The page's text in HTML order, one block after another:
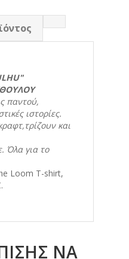
παντού,
ιστορίες.
και
Όλα για το
Loom T-shirt,
ΝΑ